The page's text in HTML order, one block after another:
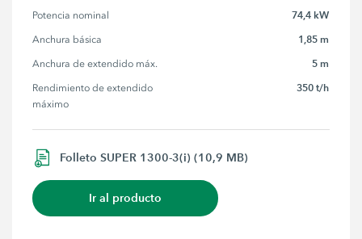
Potencia nominal 74,4 kW
Anchura básica 1,85 m
Anchura de extendido máx. 5 m
Rendimiento de extendido
máximo
350 t/h
Folleto SUPER 1300-3(i) (10,9 MB)
Ir al producto